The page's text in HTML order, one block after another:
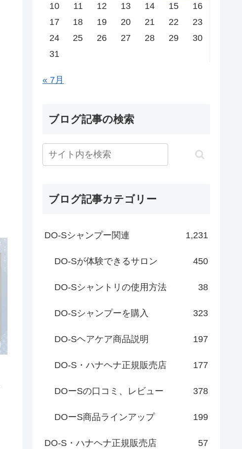
10
11 12 13 14 15
16
17
18 19 20 21 22
23
24
25 26 27 28 29
30
31
« 7月
ブログ記事の検索
ブログ記事カテゴリー
DO-Sシャンプー関連 1,231
DO-Sが体験できるサロン 450
DO-Sシャントリの使用方法 38
DO-Sシャンプーを購入 323
DO-Sヘアケア商品説明 197
DO-S・ハナヘナ正規販売店 177
DOーSの口コミ、レビュー 378
DOーS商品ラインアップ 199
DO-S・ハナヘナ正規販売店 57